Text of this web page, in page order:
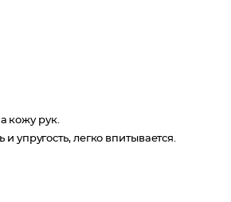
кожу рук.
упругость, легко впитывается.